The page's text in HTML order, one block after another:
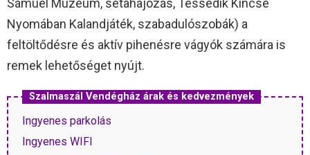
Sámuel Múzeum, sétahajózás, Tessedik Kincse
Nyomában Kalandjáték, szabadulószobák) a
feltöltődésre és aktív pihenésre vágyók számára is
remek lehetőséget nyújt.
Szalmaszál Vendégház árak és kedvezmények
Ingyenes parkolás
Ingyenes WIFI